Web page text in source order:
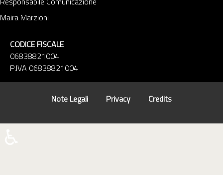
Maira Marzioni
CODICE FISCALE
06838821004
P.IVA 06838821004
Note Legali Privacy Credits